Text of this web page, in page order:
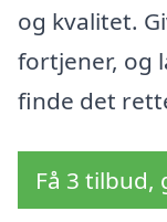
og kvalitet.
fortjener, og
finde det
Få 3